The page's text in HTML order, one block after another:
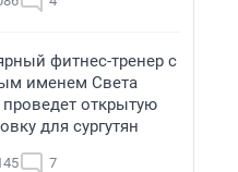
фитнес-тренер с
именем Света
проведет открытую
для сургутян
7